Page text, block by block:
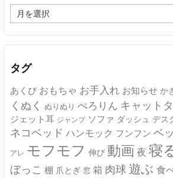
ー
カ
イ
タグ
あくび おもちゃ お手入れ お知らせ か
くぬく ぬりぬり ぺろりん キャット
ジェット耳 ジャンプ ソファ ダッシュ デス
ネコベッド ハンモック フンフン ベ
アレ モフモフ 伸び 動画 夜 寝
ぼっこ 棚 爪とぎ 窓 箱 肉球 遊ぶ 食